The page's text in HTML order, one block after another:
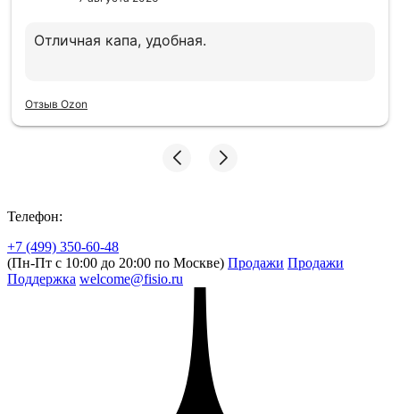
Отличная капа, удобная.
Отзыв Ozon
Телефон:
+7 (499) 350-60-48
(Пн-Пт с 10:00 до 20:00 по Москве) Продажи Продажи
Поддержка welcome@fisio.ru